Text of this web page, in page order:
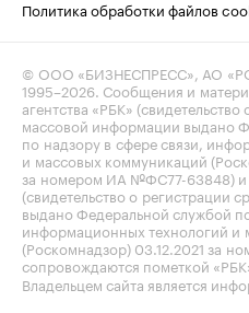
Политика обработки файлов
© ООО «БИЗНЕСПРЕСС», АО
1995–2026. Сообщения и
агентства «РБК»
массовой информации выдано
по надзору в сфере связи,
и массовых коммуникаций
за номером ИА №ФС77-63848) и
(свидетельство о регистрации
выдано Федеральной службой
информационных технологий и
(Роскомнадзор) 03.12.2021 за
сопровождаются пометкой
Владельцем сайта является